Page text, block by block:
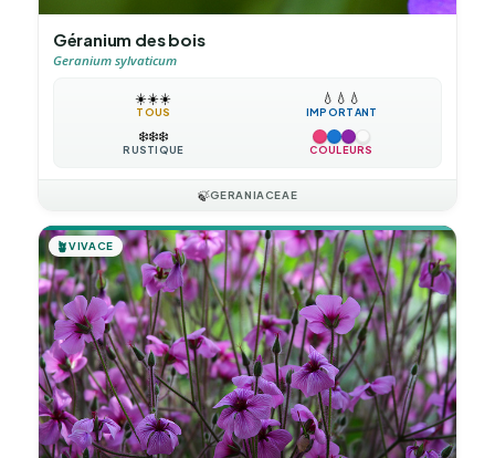
Géranium des bois
Geranium sylvaticum
☀️☀️☀️
TOUS
💧 💧 💧
IMPORTANT
❄️❄️❄️
RUSTIQUE COULEURS
🍃GERANIACEAE
🪴VIVACE